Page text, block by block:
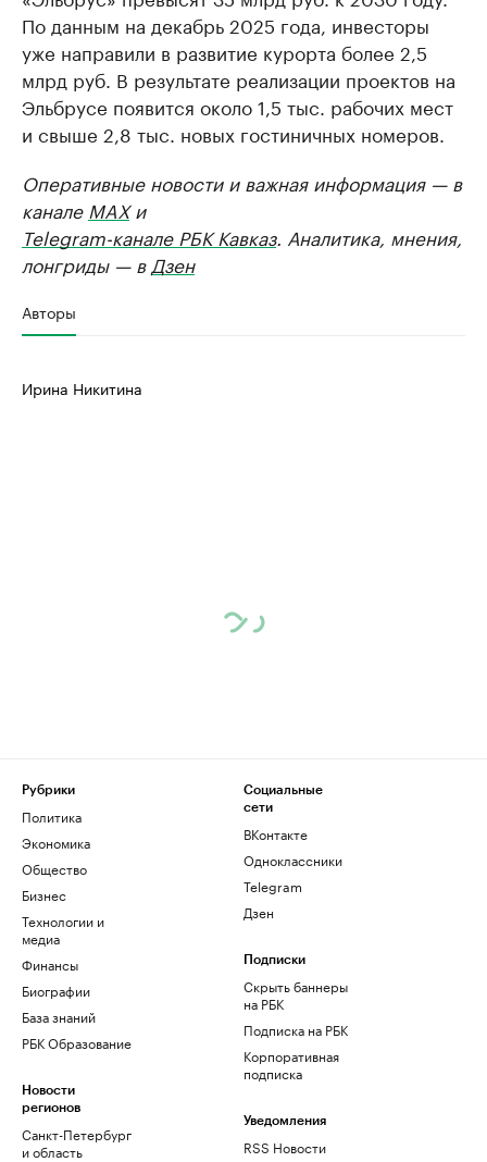
По данным на декабрь 2025 года, инвесторы
уже направили в развитие курорта более 2,5
млрд руб. В результате реализации проектов на
Эльбрусе появится около 1,5 тыс. рабочих мест
и свыше 2,8 тыс. новых гостиничных номеров.
Оперативные новости и важная информация — в
канале MAXи
Telegram-канале РБК Кавказ. Аналитика, мнения,
лонгриды — в Дзен
Авторы
Ирина Никитина
Рубрики
Политика
Экономика
Общество
Бизнес
Технологии и
медиа
Финансы
Биографии
База знаний
РБК Образование
Новости
регионов
Санкт-Петербург
и область
Социальные
сети
ВКонтакте
Одноклассники
Telegram
Дзен
Подписки
Скрыть баннеры
на РБК
Подписка на РБК
Корпоративная
подписка
Уведомления
RSS Новости